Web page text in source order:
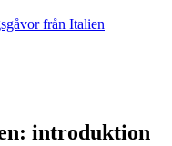
introduktion